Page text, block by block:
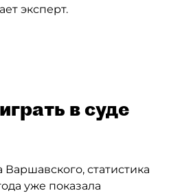
эксперт.
в суде
статистика
уже показала